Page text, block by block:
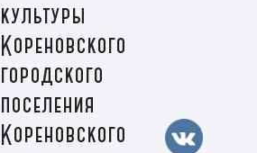
культуры
Кореновского
городского
поселения
Кореновского